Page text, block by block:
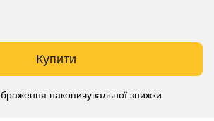
Купити
накопичувальної знижки